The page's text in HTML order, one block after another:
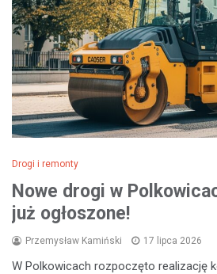
Drogi i remonty
Nowe drogi w
już ogłoszone!
Przemysław Kamiński 17 lipca 2026
W Polkowicach rozpoczęto realizację